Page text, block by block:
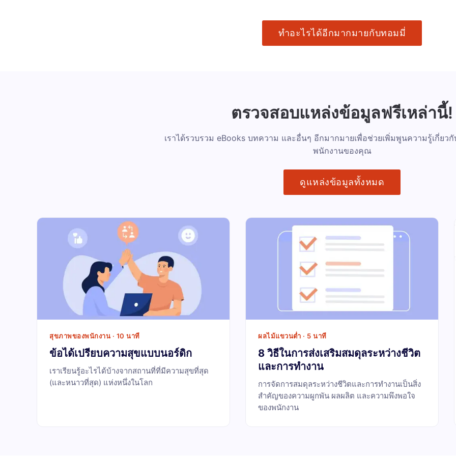
ทำอะไรได้อีกมากมายกับทอมมี่
ตรวจสอบแหล่งข้อมูลฟรีเหล่านี้!
เราได้รวบรวม eBooks บทความ และอื่นๆ อีกมากมายเพื่อช่วยเพิ่มพูนความรู้เกี่ยว
พนักงานของคุณ
ดูแหล่งข้อมูลทั้งหมด
สุขภาพของพนักงาน · 10 นาที
ข้อได้เปรียบความสุขแบบนอร์ดิก
เราเรียนรู้อะไรได้บ้างจากสถานที่ที่มีความสุขที่สุด
(และหนาวที่สุด) แห่งหนึ่งในโลก
ผลไม้แขวนต่ำ · 5 นาที
8 วิธีในการส่งเสริมสมดุลระหว่างชีวิต
และการทำงาน
การจัดการสมดุลระหว่างชีวิตและการทำงานเป็นสิ่ง
สำคัญของความผูกพัน ผลผลิต และความพึงพอใจ
ของพนักงาน